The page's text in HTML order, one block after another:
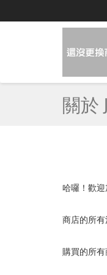
關於
哈囉！歡迎
商店的所
購買的所有